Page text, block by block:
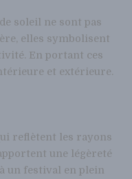
soleil ne sont pas
elles symbolisent
En portant ces
et extérieure.
reflètent les rayons
une légèreté
un festival en plein